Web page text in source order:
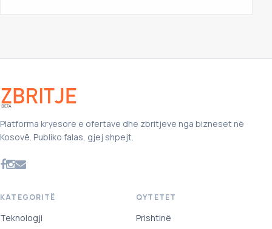
Platforma kryesore e ofertave dhe zbritjeve nga bizneset në
Kosovë. Publiko falas, gjej shpejt.
KATEGORITË
Teknologji
QYTETET
Prishtinë